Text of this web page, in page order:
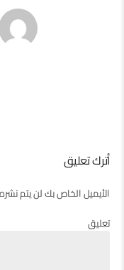
أترك تعليق
الأيميل الخاص بك لن يتم
تعليق